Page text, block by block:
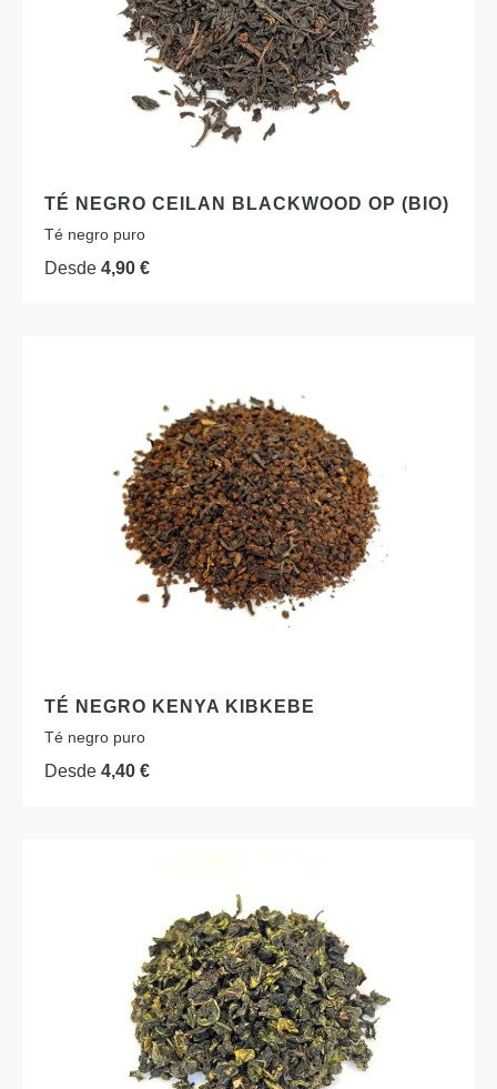
TÉ NEGRO CEILAN BLACKWOOD OP (BIO)
Té negro puro
Desde 4,90 €
TÉ NEGRO KENYA KIBKEBE
Té negro puro
Desde 4,40 €